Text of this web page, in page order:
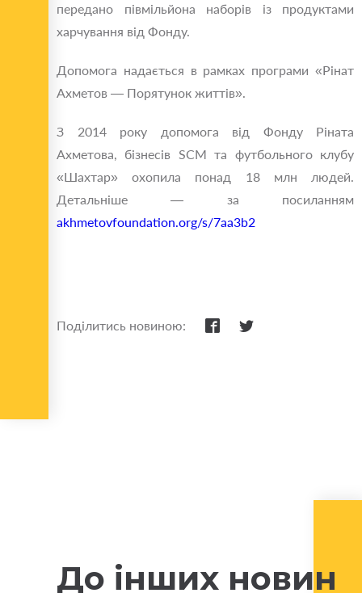
передано півмільйона наборів із продуктами
харчування від Фонду.
Допомога надається в рамках програми «Рінат
Ахметов — Порятунок життів».
З 2014 року допомога від Фонду Ріната
Ахметова, бізнесів SCM та футбольного клубу
«Шахтар» охопила понад 18 млн людей.
Детальніше — за посиланням
akhmetovfoundation.org/s/7aa3b2
Поділитись новиною:
До інших новин